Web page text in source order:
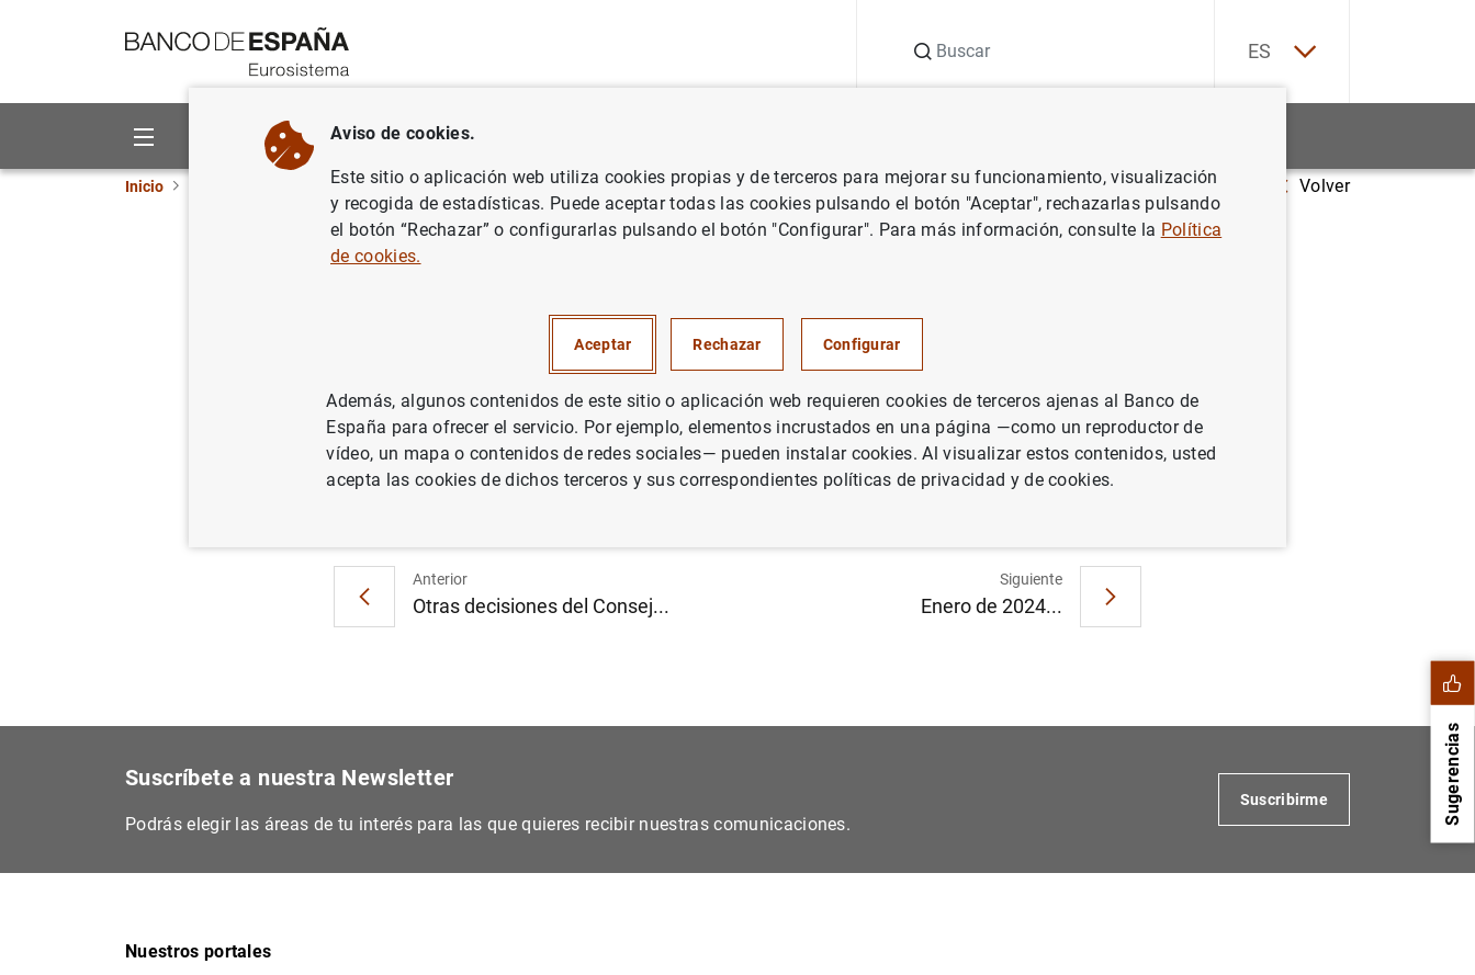
ES
Sobre el Banco Áreas de actuación
Inicio Noticias del Banco Central Europeo Otras decisiones del Consejo de Gobierno Febrero de 2024 Volver
Febrero de 2024
BCE, EUROSISTEMA
Febrero de 2024 (249KB)
Anterior
Otras decisiones del Consej...
Siguiente
Enero de 2024...
Sugerencias
Suscríbete a nuestra Newsletter
Podrás elegir las áreas de tu interés para las que quieres recibir nuestras comunicaciones.
Suscribirme
Nuestros portales
Aviso de cookies.
Este sitio o aplicación web utiliza cookies propias y de terceros para mejorar su funcionamiento, visualización
y recogida de estadísticas. Puede aceptar todas las cookies pulsando el botón "Aceptar", rechazarlas pulsando
el botón “Rechazar” o configurarlas pulsando el botón "Configurar". Para más información, consulte la Política
de cookies.
Aceptar Rechazar Configurar
Además, algunos contenidos de este sitio o aplicación web requieren cookies de terceros ajenas al Banco de
España para ofrecer el servicio. Por ejemplo, elementos incrustados en una página —como un reproductor de
vídeo, un mapa o contenidos de redes sociales— pueden instalar cookies. Al visualizar estos contenidos, usted
acepta las cookies de dichos terceros y sus correspondientes políticas de privacidad y de cookies.